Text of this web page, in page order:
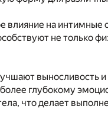
на
не только
выносливость
глубокому
что делает